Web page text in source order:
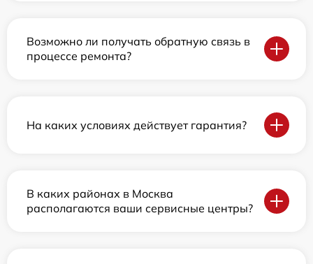
Возможно ли получать обратную связь в
процессе ремонта?
На каких условиях действует гарантия?
В каких районах в Москва
располагаются ваши сервисные центры?